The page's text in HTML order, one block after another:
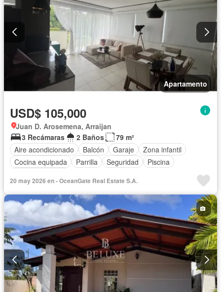
Apartamento
USD$ 105,000
Juan D. Arosemena, Arraijan
3 Recámaras
2 Baños
79 m²
Aire acondicionado
Balcón Garaje
Zona infantil
Cocina equipada
Parrilla Seguridad
Piscina
20 may 2026 en - OceanGate Real Estate S.A.